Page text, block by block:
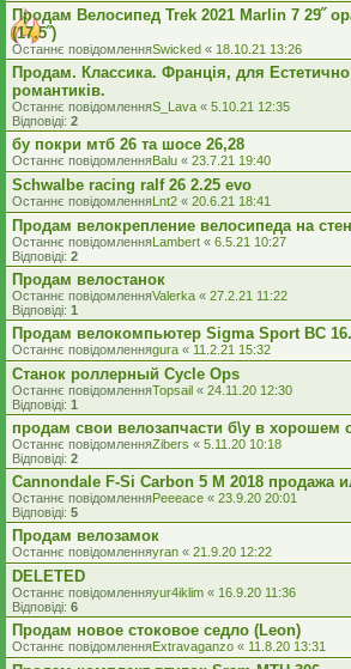
Продам Велосипед Trek 2021 Marlin 7 29˝
(17.5˝)
Останнє повідомленняSwicked « 18.10.21 13:26
Продам. Классика. Франція, для
романтиків.
Останнє повідомленняS_Lava « 5.10.21 12:35
Відповіді: 2
бу покри мтб 26 та шосе 26,28
Останнє повідомленняBalu « 23.7.21 19:40
Schwalbe racing ralf 26 2.25 evo
Останнє повідомленняLnt2 « 20.6.21 18:41
Продам велокрепление велосипеда на
Останнє повідомленняLambert « 6.5.21 10:27
Відповіді: 2
Продам велостанок
Останнє повідомленняValerka « 27.2.21 11:22
Відповіді: 1
Продам велокомпьютер Sigma Sport BC
Останнє повідомленняgura « 11.2.21 15:32
Станок роллерный Cycle Ops
Останнє повідомленняTopsail « 24.11.20 12:30
Відповіді: 1
продам свои велозапчасти б\у в хорошем
Останнє повідомленняZibers « 5.11.20 10:18
Відповіді: 2
Cannondale F-Si Carbon 5 M 2018 продажа
Останнє повідомленняPeeeace « 23.9.20 20:01
Відповіді: 5
Продам велозамок
Останнє повідомленняyran « 21.9.20 12:22
DELETED
Останнє повідомленняyur4iklim « 16.9.20 11:36
Відповіді: 6
Продам новое стоковое седло (Leon)
Останнє повідомленняExtravaganzo « 11.8.20 13:31